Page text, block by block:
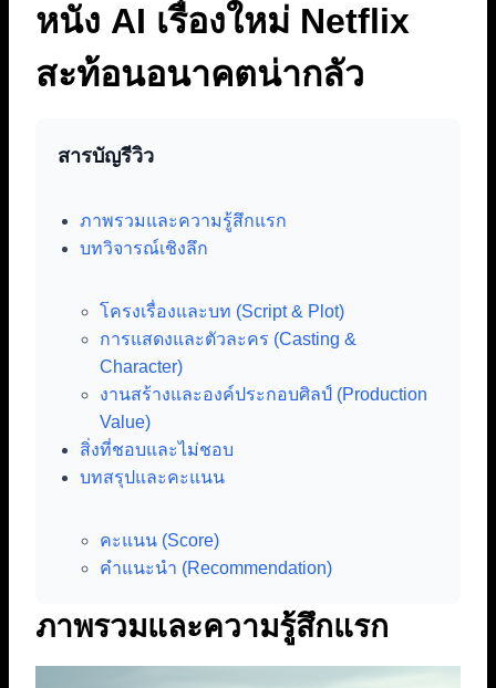
หนัง AI เรื่องใหม่ Netflix
สะท้อนอนาคตน่ากลัว
สารบัญรีวิว
ภาพรวมและความรู้สึกแรก
บทวิจารณ์เชิงลึก
โครงเรื่องและบท (Script & Plot)
การแสดงและตัวละคร (Casting &
Character)
งานสร้างและองค์ประกอบศิลป์ (Production
Value)
สิ่งที่ชอบและไม่ชอบ
บทสรุปและคะแนน
คะแนน (Score)
คำแนะนำ (Recommendation)
ภาพรวมและความรู้สึกแรก